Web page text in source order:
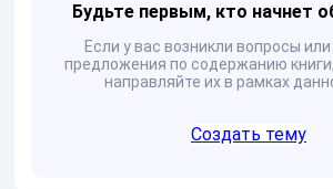
Будьте первым, кто начнет
Если у вас возникли вопросы
предложения по содержанию
направляйте их в рамках
Создать тему